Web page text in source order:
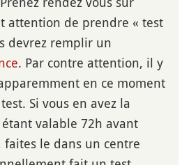
attention de prendre « test
devrez remplir un
. Par contre attention, il y
en ce moment
Si vous en avez la
valable 72h avant
faites le dans un centre